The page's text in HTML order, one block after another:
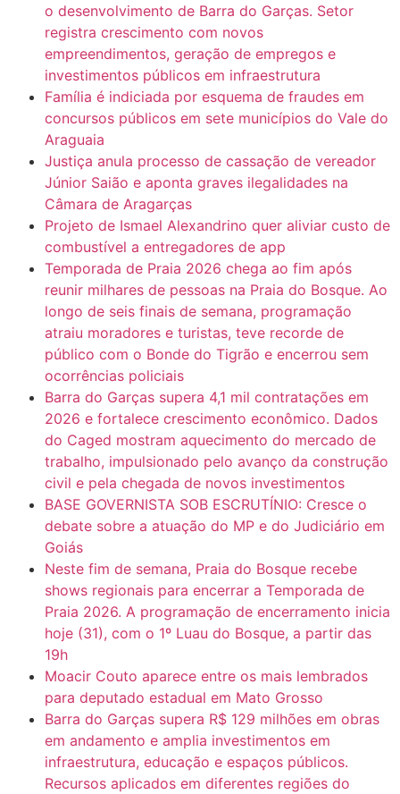
o desenvolvimento de Barra do Garças. Setor
registra crescimento com novos
empreendimentos, geração de empregos e
investimentos públicos em infraestrutura
Família é indiciada por esquema de fraudes em
concursos públicos em sete municípios do Vale do
Araguaia
Justiça anula processo de cassação de vereador
Júnior Saião e aponta graves ilegalidades na
Câmara de Aragarças
Projeto de Ismael Alexandrino quer aliviar custo de
combustível a entregadores de app
Temporada de Praia 2026 chega ao fim após
reunir milhares de pessoas na Praia do Bosque. Ao
longo de seis finais de semana, programação
atraiu moradores e turistas, teve recorde de
público com o Bonde do Tigrão e encerrou sem
ocorrências policiais
Barra do Garças supera 4,1 mil contratações em
2026 e fortalece crescimento econômico. Dados
do Caged mostram aquecimento do mercado de
trabalho, impulsionado pelo avanço da construção
civil e pela chegada de novos investimentos
BASE GOVERNISTA SOB ESCRUTÍNIO: Cresce o
debate sobre a atuação do MP e do Judiciário em
Goiás
Neste fim de semana, Praia do Bosque recebe
shows regionais para encerrar a Temporada de
Praia 2026. A programação de encerramento inicia
hoje (31), com o 1º Luau do Bosque, a partir das
19h
Moacir Couto aparece entre os mais lembrados
para deputado estadual em Mato Grosso
Barra do Garças supera R$ 129 milhões em obras
em andamento e amplia investimentos em
infraestrutura, educação e espaços públicos.
Recursos aplicados em diferentes regiões do